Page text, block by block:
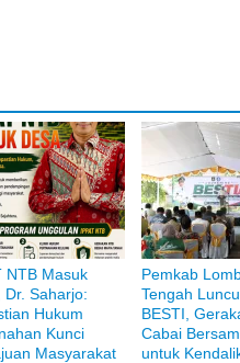
NTB Masuk
Dr. Saharjo:
Hukum
Kunci
Masyarakat
Pemkab
Tengah
BESTI,
Cabai
untuk
luas di Bank Muamalat